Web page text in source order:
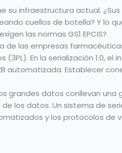
su infraestructura actual.
cuellos de botella? Y lo
las normas GS1 EPCIS?
de las empresas
En la serialización 1.0,
automatizada. Establecer
grandes datos conllevan una
los datos. Un sistema de
y los protocolos de